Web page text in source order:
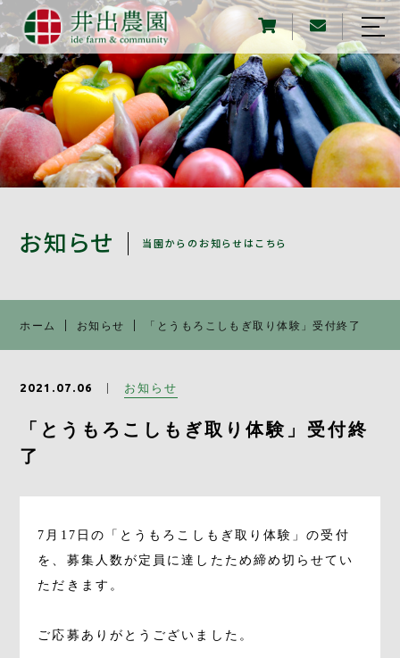
お知らせ 当園からのお知らせはこちら
ホーム お知らせ 「とうもろこしもぎ取り体験」受付終了
2021.07.06 お知らせ
「とうもろこしもぎ取り体験」受付終
了
7月17日の「とうもろこしもぎ取り体験」の受付
を、募集人数が定員に達したため締め切らせてい
ただきます。
ご応募ありがとうございました。
ホーム
農園について
野菜について
収穫・農業体験
アクセス
お知らせ
Instagram
オンラインストア